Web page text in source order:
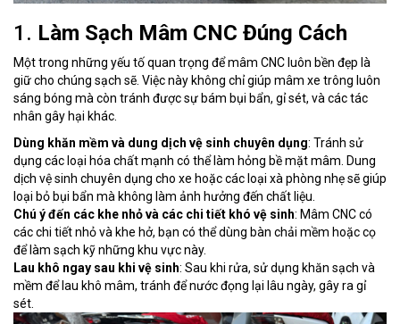
1. Làm Sạch Mâm CNC Đúng Cách
Một trong những yếu tố quan trọng để mâm CNC luôn bền đẹp là
giữ cho chúng sạch sẽ. Việc này không chỉ giúp mâm xe trông luôn
sáng bóng mà còn tránh được sự bám bụi bẩn, gỉ sét, và các tác
nhân gây hại khác.
Dùng khăn mềm và dung dịch vệ sinh chuyên dụng: Tránh sử
dụng các loại hóa chất mạnh có thể làm hỏng bề mặt mâm. Dung
dịch vệ sinh chuyên dụng cho xe hoặc các loại xà phòng nhẹ sẽ giúp
loại bỏ bụi bẩn mà không làm ảnh hưởng đến chất liệu.
Chú ý đến các khe nhỏ và các chi tiết khó vệ sinh: Mâm CNC có
các chi tiết nhỏ và khe hở, bạn có thể dùng bàn chải mềm hoặc cọ
để làm sạch kỹ những khu vực này.
Lau khô ngay sau khi vệ sinh: Sau khi rửa, sử dụng khăn sạch và
mềm để lau khô mâm, tránh để nước đọng lại lâu ngày, gây ra gỉ
sét.